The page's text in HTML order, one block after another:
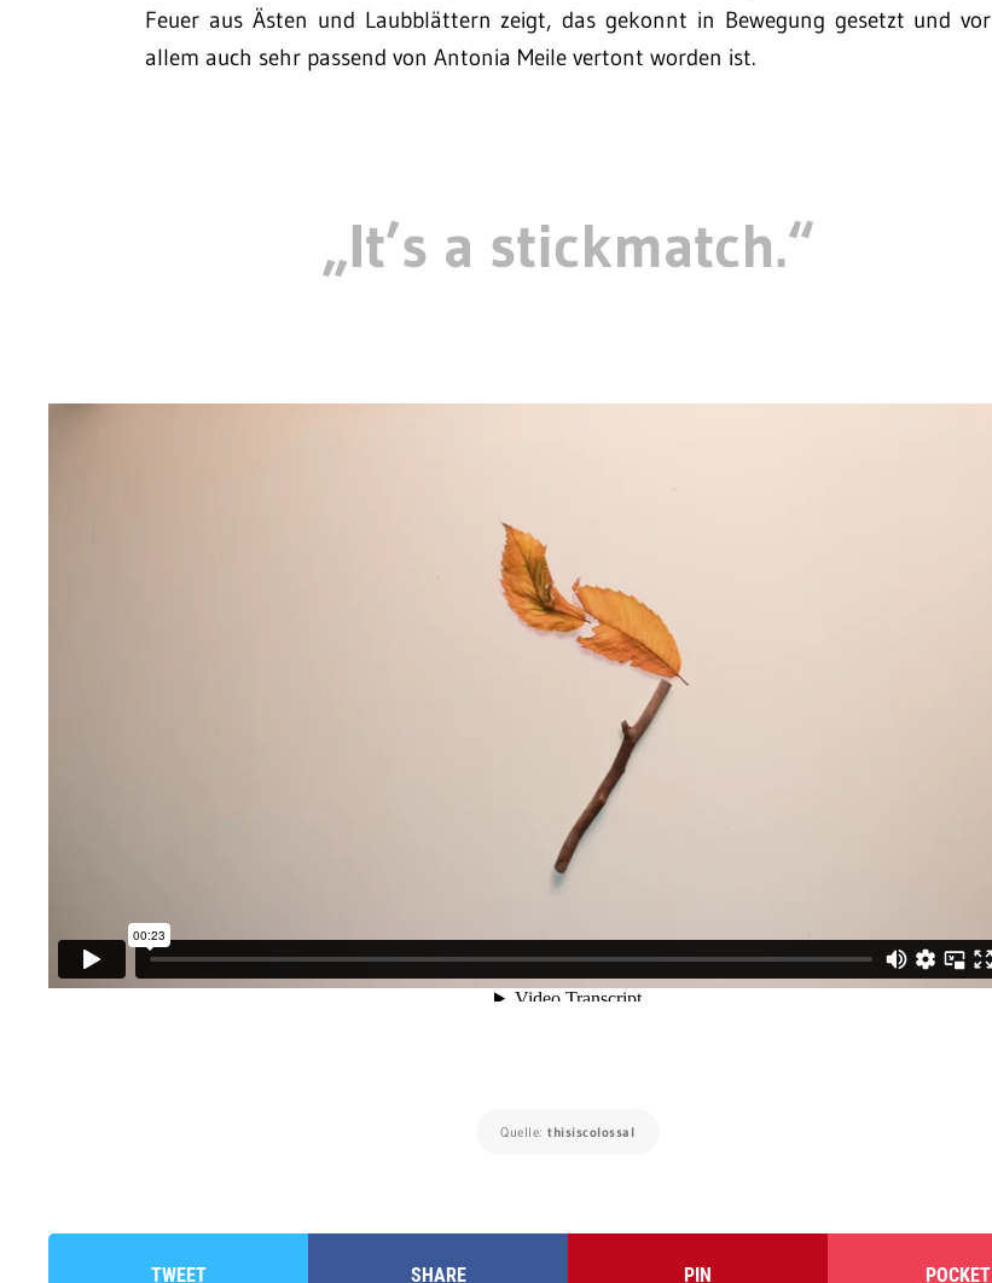
Feuer aus Ästen und Laubblättern zeigt, das gekonnt in Bewegung gesetzt und vor
allem auch sehr passend von Antonia Meile vertont worden ist.
„It’s a stickmatch.“
Quelle: thisiscolossal
TWEET SHARE PIN POCKET